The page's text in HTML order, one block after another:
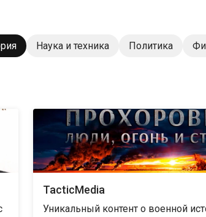
Наука и техника Политика
TacticMedia
Уникальный контент о военной